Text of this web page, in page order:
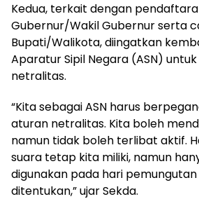
Kedua, terkait dengan
Gubernur/Wakil Gubernur serta
Bupati/Walikota, diingatkan
Aparatur Sipil Negara (ASN)
netralitas.
“Kita sebagai ASN harus
aturan netralitas. Kita boleh
namun tidak boleh terlibat aktif.
suara tetap kita miliki, namun
digunakan pada hari
ditentukan,” ujar Sekda.